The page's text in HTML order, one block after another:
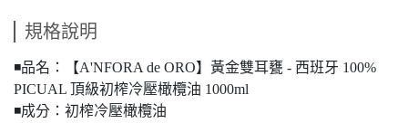
規格說明
◾️品名：【A'NFORA de ORO】黃金雙耳甕 - 西班牙 100%
PICUAL 頂級初榨冷壓橄欖油 1000ml
◾️成分：初榨冷壓橄欖油